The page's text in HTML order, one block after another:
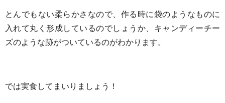
とんでもない柔らかさなので、作る時に袋のようなものに
入れて丸く形成しているのでしょうか、キャンディーチー
ズのような跡がついているのがわかります。
では実食してまいりましょう！